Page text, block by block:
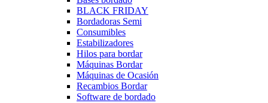
BLACK FRIDAY
Bordadoras Semi
Consumibles
Estabilizadores
Hilos para bordar
Máquinas Bordar
Máquinas de Ocasión
Recambios Bordar
Software de bordado